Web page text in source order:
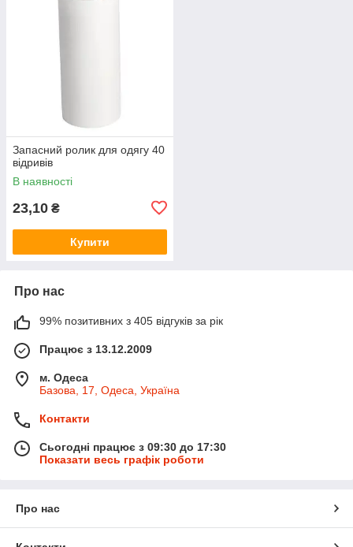
Запасний ролик для одягу 40
відривів
В наявності
23,10 ₴
Купити
Про нас
99% позитивних з 405 відгуків за рік
Працює з 13.12.2009
м. Одеса
Базова, 17, Одеса, Україна
Контакти
Сьогодні працює з 09:30 до 17:30
Показати весь графік роботи
Про нас